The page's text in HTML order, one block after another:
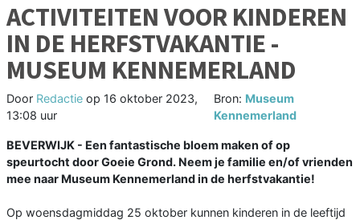
ACTIVITEITEN VOOR KINDEREN
IN DE HERFSTVAKANTIE -
MUSEUM KENNEMERLAND
Door Redactie op 16 oktober 2023,
13:08 uur
Bron: Museum
Kennemerland
BEVERWIJK - Een fantastische bloem maken of op
speurtocht door Goeie Grond. Neem je familie en/of vrienden
mee naar Museum Kennemerland in de herfstvakantie!
Op woensdagmiddag 25 oktober kunnen kinderen in de leeftijd